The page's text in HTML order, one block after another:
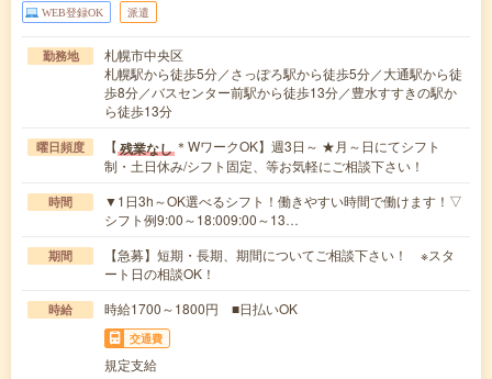
WEB登録OK 派遣
勤務地
札幌市中央区
札幌駅から徒歩5分／さっぽろ駅から徒歩5分／大通駅から徒
歩8分／バスセンター前駅から徒歩13分／豊水すすきの駅か
ら徒歩13分
曜日頻度 【残業なし ＊WワークOK】週3日～ ★月～日にてシフト
制・土日休み/シフト固定、等お気軽にご相談下さい！
時間
▼1日3h～OK選べるシフト！働きやすい時間で働けます！▽
シフト例9:00～18:009:00～13…
期間
【急募】短期・長期、期間についてご相談下さい！ ※スタ
ート日の相談OK！
時給 時給1700～1800円 ■日払いOK
交通費
規定支給